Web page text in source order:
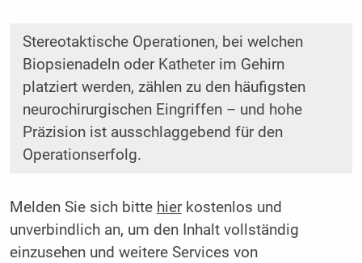
Stereotaktische Operationen, bei welchen
Biopsienadeln oder Katheter im Gehirn
platziert werden, zählen zu den häufigsten
neurochirurgischen Eingriffen – und hohe
Präzision ist ausschlaggebend für den
Operationserfolg.
Melden Sie sich bitte hierkostenlos und
unverbindlich an, um den Inhalt vollständig
einzusehen und weitere Services von